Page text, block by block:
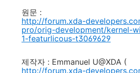
원문 :
http://forum.xda-
pro/orig-development/kernel-
1-featurlicous-t3069629
제작자 : Emmanuel U@XDA (
http://forum.xda-